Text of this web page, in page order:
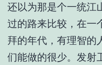
还以为那是个一统江
过的路来比较，在一
拜的年代，有理智的
们能做的很少。发射